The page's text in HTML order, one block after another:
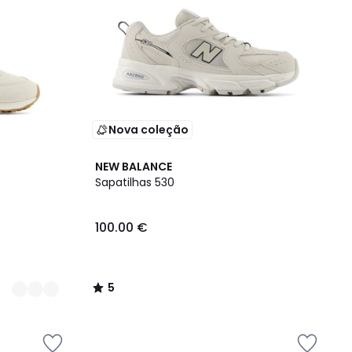
Nova coleção
NEW BALANCE
Sapatilhas 530
100.00 €
5
/
5
/